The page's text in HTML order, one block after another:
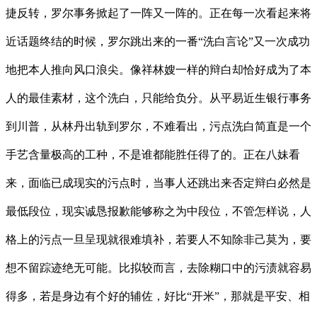
捷反转，罗尔事务掀起了一阵又一阵的。正在每一次看起来将
近话题终结的时候，罗尔跳出来的一番“洗白言论”又一次成功
地把本人推向风口浪尖。像祥林嫂一样的辩白却恰好成为了本
人的最佳素材，这个洗白，只能给负分。从平易近生银行事务
到川普，从林丹出轨到罗尔，不难看出，污点洗白简直是一个
手艺含量极高的工种，不是谁都能胜任得了的。正在八妹看
来，面临已成现实的污点时，当事人还跳出来否定辩白必然是
最低段位，现实诚恳报歉能够称之为中段位，不管怎样说，人
格上的污点一旦呈现就很难填补，若要人不知除非己莫为，要
想不留踪迹绝无可能。比拟较而言，去除糊口中的污渍就容易
得多，若是身边有个好的辅佐，好比“开米”，那就是平安、相